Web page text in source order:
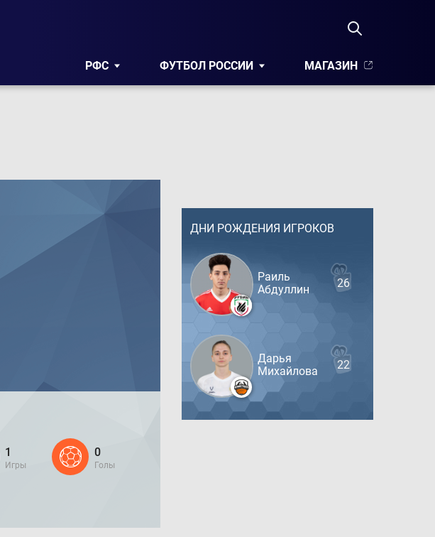
РФС ФУТБОЛ РОССИИ МАГАЗИН
1
Игры
0
Голы
ДНИ РОЖДЕНИЯ ИГРОКОВ
Раиль
Абдуллин
26
Дарья
Михайлова
22